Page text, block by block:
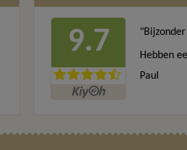
9.7
Hebben
Paul